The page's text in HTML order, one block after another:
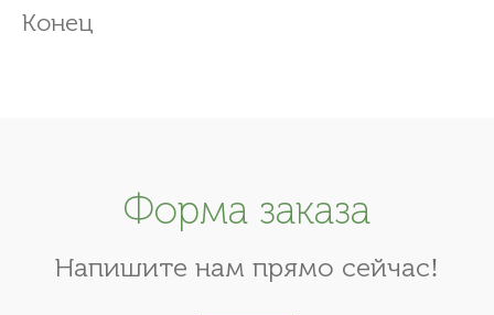
Конец
Форма заказа
Напишите нам прямо сейчас!